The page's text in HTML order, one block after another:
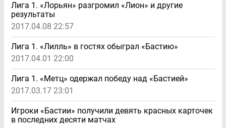
Лига 1. «Лорьян» разгромил «Лион» и другие
результаты
2017.04.08 22:57
Лига 1. «Лилль» в гостях обыграл «Бастию»
2017.04.01 22:00
Лига 1. «Метц» одержал победу над «Бастией»
2017.03.17 23:01
Игроки «Бастии» получили девять красных карточек
в последних десяти матчах